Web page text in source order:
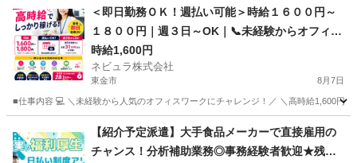
事務 カスタマー
＜即日勤務ＯＫ！週払い可能＞時給１６００円～
１８００円｜週３日～OK｜📞未経験からオフィス
ワークへ📞カスタマーサポート｜東京都内勤務
【Ow01】
時給1,600円
ネビュラ株式会社
東金市 8月7日
■仕事内容 💻 ＼未経験から人気のオフィスワークにチャレンジ！／ ＼高時給1,600円
事務 カスタマー
【紹介予定派遣】大手食品メーカーで直接雇用の
チャンス！分析補助業務◎事務経験者歓迎★残業